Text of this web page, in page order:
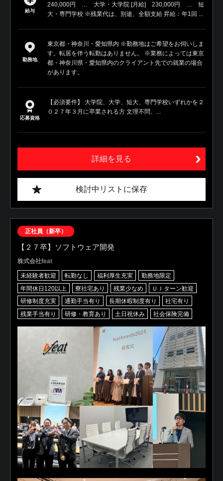
給与
240,000円 … 大学・大学院 [月給] 230,000円 … 短
大・専門学校 ※残業代は、別途、全額支給 昇給：年1回 ...
勤務地
東京都・神奈川・愛知県内 ※勤務地はご希望をお伺いしま
す。転居を伴う転勤はありません。 ※業務によっては東京
都・神奈川県・愛知県内のクライアント先での就業の場合
があります。
応募資格
【必須要件】 大学院、大学、短大、専門学校いずれかを２
０２７年３月に卒業される方 文理不問、...
詳細を見る
検討中リストに保存
正社員（新卒）
【２７卒】ソフトウェア開発
株式会社feat
未経験者歓迎 転勤なし 福利厚生充実
勤務地限定
年間休日120以上
寮社宅あり 残業少なめ
ＵＩターン歓迎
研修制度充実
通勤手当有り 長期休暇制度有り
社宅有り
残業手当有り
研修・教育あり 土日祝休み 社会保険完備